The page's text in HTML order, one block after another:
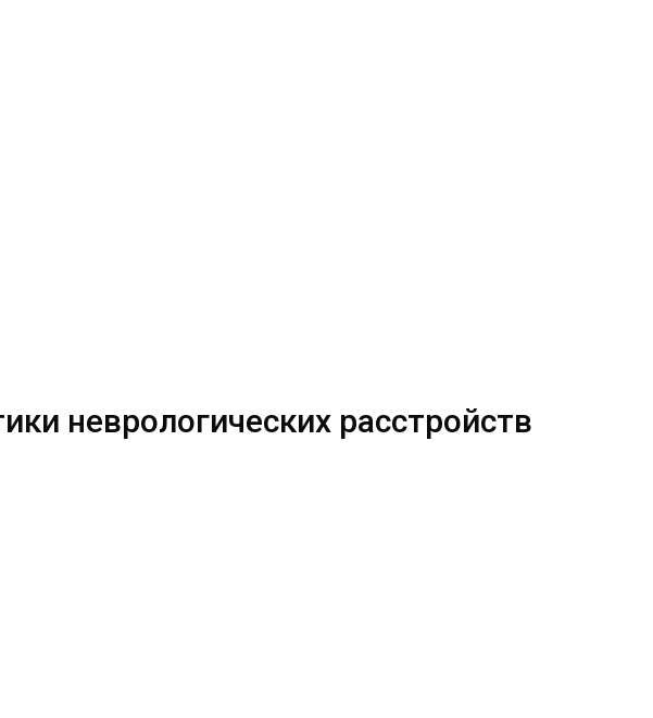
неврологических расстройств